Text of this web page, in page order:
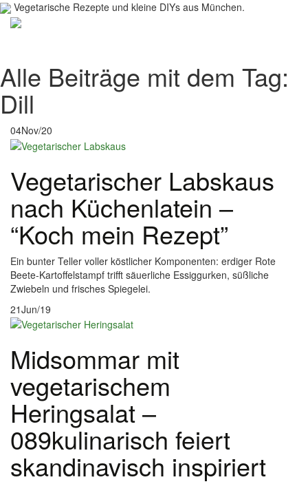
Vegetarische Rezepte und kleine DIYs aus München.
Alle Beiträge mit dem Tag:
Dill
04Nov/20
Vegetarischer Labskaus
nach Küchenlatein –
“Koch mein Rezept”
Ein bunter Teller voller köstlicher Komponenten: erdiger Rote
Beete-Kartoffelstampf trifft säuerliche Essiggurken, süßliche
Zwiebeln und frisches Spiegelei.
21Jun/19
Midsommar mit
vegetarischem
Heringsalat –
089kulinarisch feiert
skandinavisch inspiriert